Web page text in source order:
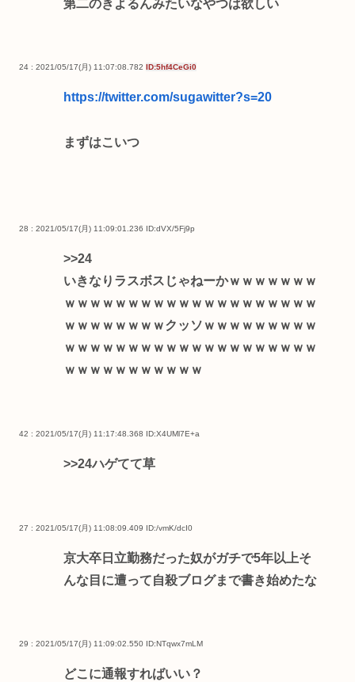
第二のきよるんみたいなやつは欲しい
24 : 2021/05/17(月) 11:07:08.782 ID:5hf4CeGi0
https://twitter.com/sugawitter?s=20
まずはこいつ
28 : 2021/05/17(月) 11:09:01.236 ID:dVX/5Fj9p
>>24
いきなりラスボスじゃねーかｗｗｗｗｗｗｗ
ｗｗｗｗｗｗｗｗｗｗｗｗｗｗｗｗｗｗｗｗ
ｗｗｗｗｗｗｗｗクッソｗｗｗｗｗｗｗｗｗ
ｗｗｗｗｗｗｗｗｗｗｗｗｗｗｗｗｗｗｗｗ
ｗｗｗｗｗｗｗｗｗｗｗ
42 : 2021/05/17(月) 11:17:48.368 ID:X4UMl7E+a
>>24ハゲてて草
27 : 2021/05/17(月) 11:08:09.409 ID:/vmK/dcI0
京大卒日立勤務だった奴がガチで5年以上そ
んな目に遭って自殺ブログまで書き始めたな
29 : 2021/05/17(月) 11:09:02.550 ID:NTqwx7mLM
どこに通報すればいい？